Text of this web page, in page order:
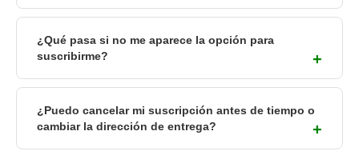
¿Qué pasa si no me aparece la opción para
suscribirme?
¿Puedo cancelar mi suscripción antes de tiempo o
cambiar la dirección de entrega?